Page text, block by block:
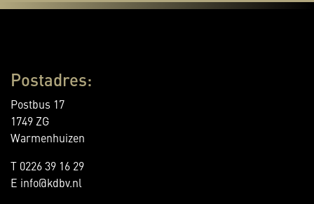
Postadres:
Postbus 17
1749 ZG
Warmenhuizen
T 0226 39 16 29
E info@kdbv.nl